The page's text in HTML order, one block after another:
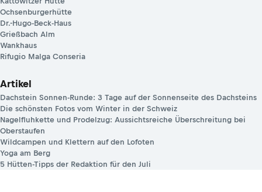
Ochsenburgerhütte
Dr.-Hugo-Beck-Haus
Grießbach Alm
Wankhaus
Rifugio Malga Conseria
Artikel
Dachstein Sonnen-Runde: 3 Tage auf der Sonnenseite des Dachsteins
Die schönsten Fotos vom Winter in der Schweiz
Nagelfluhkette und Prodelzug: Aussichtsreiche Überschreitung bei
Oberstaufen
Wildcampen und Klettern auf den Lofoten
Yoga am Berg
5 Hütten-Tipps der Redaktion für den Juli